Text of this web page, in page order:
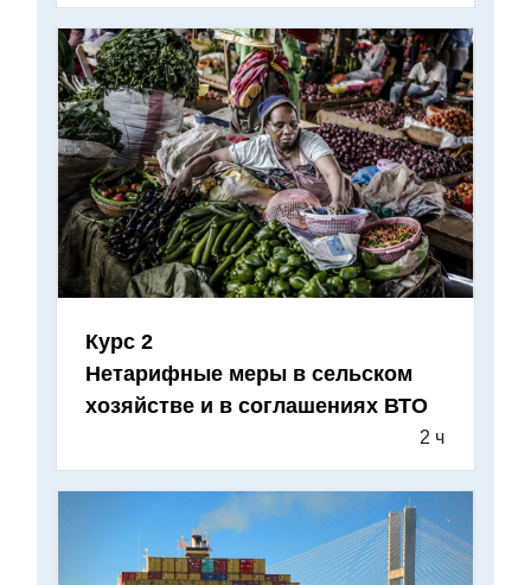
Курс 2
Нетарифные меры в сельском
хозяйстве и в соглашениях ВТО
2 ч